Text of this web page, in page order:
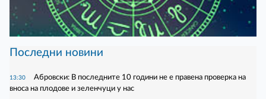
Последни новини
13:30
Абровски: В последните 10 години не е правена проверка на
вноса на плодове и зеленчуци у нас